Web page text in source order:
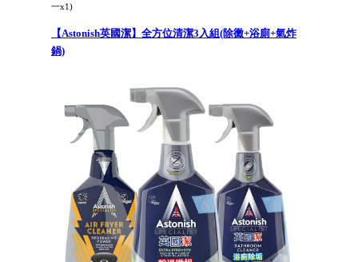
一x1)
【Astonish英國潔】全方位清潔3入組(除黴+浴廁+氣炸
鍋)